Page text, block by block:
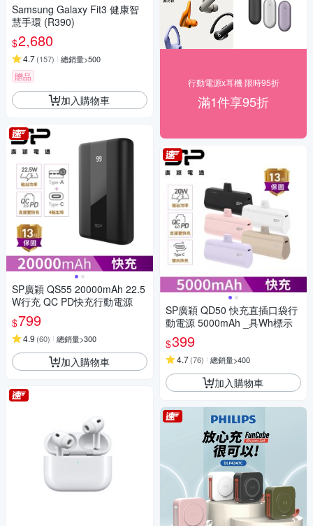
Samsung Galaxy Fit3 健康智
慧手環 (R390)
$2,680
4.7(157) 總銷量>500
贈品
加入購物車
SP廣穎 QS55 20000mAh 22.5
W行充 QC PD快充行動電源
$799
4.9 (60) 總銷量>300
加入購物車
行動電源x耳機 限時95折
滿1件享95折
SP廣穎 QD50 快充直插口袋行
動電源 5000mAh _具Wh標示
$399
4.7(76) 總銷量>400
加入購物車